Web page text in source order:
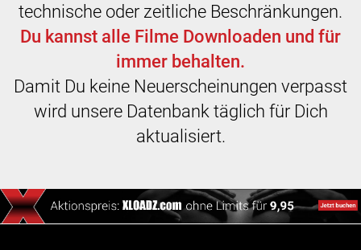
technische oder zeitliche Beschränkungen.
Du kannst alle Filme Downloaden und für
immer behalten.
Damit Du keine Neuerscheinungen verpasst
wird unsere Datenbank täglich für Dich
aktualisiert.